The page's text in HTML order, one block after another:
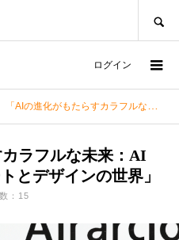
ログイン
「AIの進化がもたらすカラフルな未来：AI着色技術が変えるアートとデザインの世界」
カラフルな未来：AI
とデザインの世界」
：15